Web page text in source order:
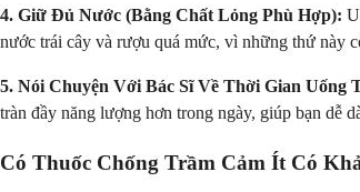
4. Giữ Đủ Nước (Bằng Chất Lỏng Phù Hợp):
nước trái cây và rượu quá mức, vì những thứ này
5. Nói Chuyện Với Bác Sĩ Về Thời Gian Uống
tràn đầy năng lượng hơn trong ngày, giúp bạn dễ
Có Thuốc Chống Trầm Cảm Ít Có